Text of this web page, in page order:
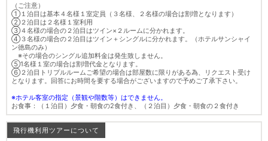
（ご注意）
①１泊目は基本４名様１室定員（３名様、２名様の場合は割増となります）
②２泊目は２名様１室利用
③４名様の場合の２泊目はツイン×２ルームに分かれます。
④３名様の場合の２泊目はツイン＋シングルに分かれます。（ホテルサンシャイ
ン徳島のみ）
※その場合のシングル追加料金は発生致しません。
⑤1名様１室の場合は割増代金となります。
⑥２泊目トリプルルームご希望の場合は部屋数に限りがある為、リクエスト受け
となります。回答にお時間を要する場合がございますので予めご了承下さい。
※ホテル客室の指定（景観や階数等）はできません。
お食事：（１泊目）夕食・朝食の2食付き、（２泊目）夕食・朝食の２食付き
飛行機利用ツアーについて